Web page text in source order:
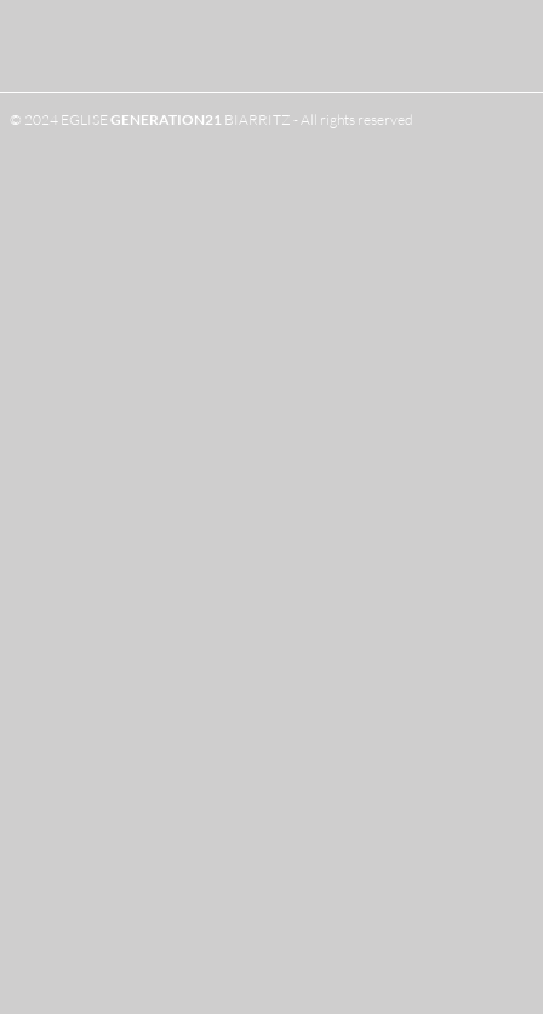
© 2024 EGLISE GENERATION21 BIARRITZ - All rights reserved